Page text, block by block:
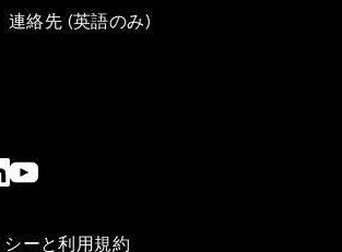
連絡先 (英語のみ)
ーと利用規約